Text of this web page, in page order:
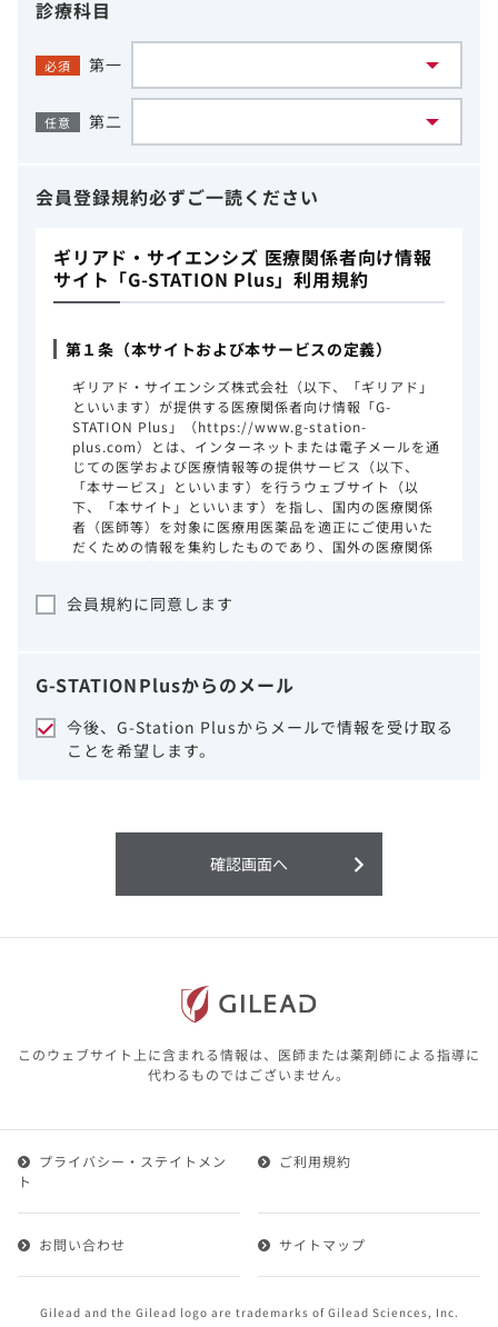
診療科目
必須 第一
任意 第二
会員登録規約必ずご一読ください
ギリアド・サイエンシズ 医療関係者向け情報
サイト「G-STATION Plus」利用規約
第１条（本サイトおよび本サービスの定義）
ギリアド・サイエンシズ株式会社（以下、「ギリアド」
といいます）が提供する医療関係者向け情報「G-
STATION Plus」（https://www.g-station-
plus.com）とは、インターネットまたは電子メールを通
じての医学および医療情報等の提供サービス（以下、
「本サービス」といいます）を行うウェブサイト（以
下、「本サイト」といいます）を指し、国内の医療関係
者（医師等）を対象に医療用医薬品を適正にご使用いた
だくための情報を集約したものであり、国外の医療関係
事項をご熟読いただき、同意された場合のみご利用くだ
ギリアドは、本サイトのコンテンツについて
細心の注意を払い、正確かつ最新の情報を提
供するように努力をしておりますが、正確
性、確実性、妥当性、有用性、ご利用になら
利用することまたは利用できなかったことよ
り生じる損害については一切の責任を負いか
含む）の情報は、その製品またはその製品の
本サイト内の情報は、医師その他医療関係者
が行なうべきアドバイスやサービスを提供す
るものではありません。本サイトに表示され
ている情報は、決して、医師その他医療関係
1.会員とは、医療関係者の方で、本サービスの利用規約
ービスに登録を申し込みギリアドがこれを承認した方を
いいます。
けることができます。
会員規約に同意します
G-STATIONPlusからのメール
今後、G-Station Plusからメールで情報を受け取る
ことを希望します。
確認画面へ
このウェブサイト上に含まれる情報は、医師または薬剤師による指導に
代わるものではございません。
Gilead and the Gilead logo are trademarks of Gilead Sciences, Inc.
プライバシー・ステイトメン
ト
ご利用規約
お問い合わせ サイトマップ